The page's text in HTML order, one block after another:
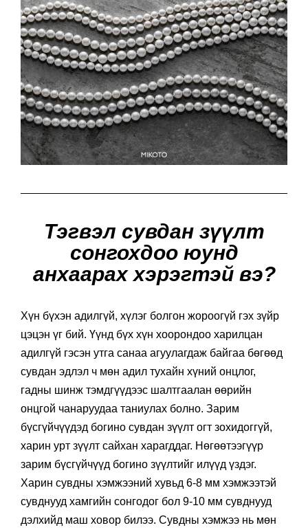
Тэгвэл сувдан зүүлт
сонгохдоо юунд
анхаарах хэрэгтэй вэ?
Хүн бүхэн адилгүй, хүлэг болгон жороогүй гэх зүйр
цэцэн үг бий. Үүнд бүх хүн хоорондоо харилцан
адилгүй гэсэн утга санаа агуулагдаж байгаа бөгөөд
сувдан эдлэл ч мөн адил тухайн хүний онцлог,
гадны шинж тэмдгүүдээс шалтгаалан өөрийн
онцгой чанаруудаа таниулах болно. Зарим
бүсгүйчүүдэд богино сувдан зүүлт огт зохидоггүй,
харин урт зүүлт сайхан харагддаг. Нөгөөтээгүүр
зарим бүсгүйчүүд богино зүүлтийг илүүд үздэг.
Харин сувдны хэмжээний хувьд 6-8 мм хэмжээтэй
сувднууд хамгийн сонгодог бол 9-10 мм сувднууд
дэлхийд маш ховор билээ. Сувдны хэмжээ нь мөн